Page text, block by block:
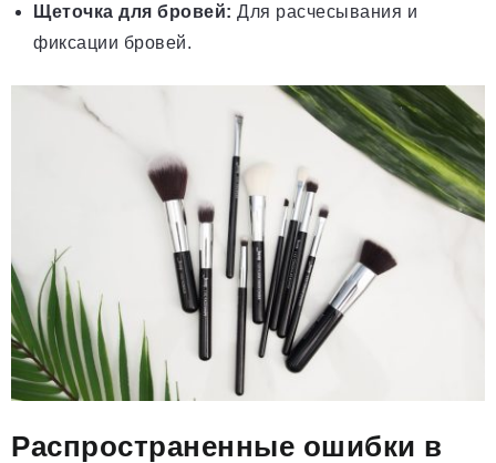
Щеточка для бровей: Для расчесывания и
фиксации бровей.
Распространенные ошибки в